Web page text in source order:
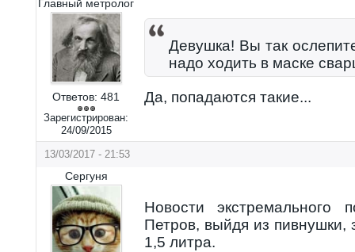
Главный метролог
Ответов: 481
Зарегистрирован:
24/09/2015
Девушка! Вы так
надо ходить в маске
Да, попадаются такие...
13/03/2017 - 21:53
Сергуня
Новости экстремального
Петров, выйдя из пивнушки,
1,5 литра.